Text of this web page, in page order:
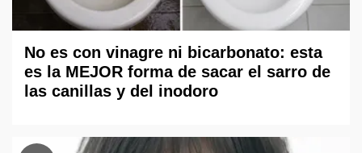
No es con vinagre ni bicarbonato: esta
es la MEJOR forma de sacar el sarro de
las canillas y del inodoro